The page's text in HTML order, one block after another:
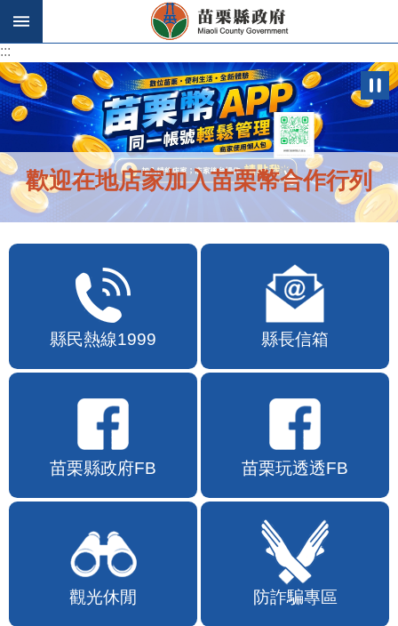
跳到主要內容區塊
:::
:::
歡迎在地店家加入苗栗幣合作行列
縣民熱線1999 縣長信箱
苗栗縣政府FB 苗栗玩透透FB
觀光休閒 防詐騙專區